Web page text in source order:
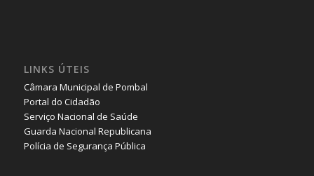
LINKS ÚTEIS
Câmara Municipal de Pombal
Portal do Cidadão
Serviço Nacional de Saúde
Guarda Nacional Republicana
Polícia de Segurança Pública